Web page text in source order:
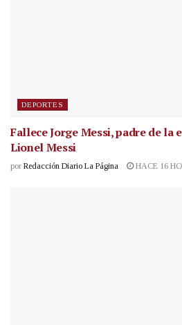
DEPORTES
Fallece Jorge Messi, padre de la
Lionel Messi
por Redacción Diario La Página HACE 16